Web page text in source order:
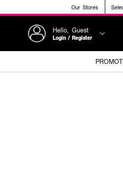
Our Stores
Hello, Guest
Login / Register